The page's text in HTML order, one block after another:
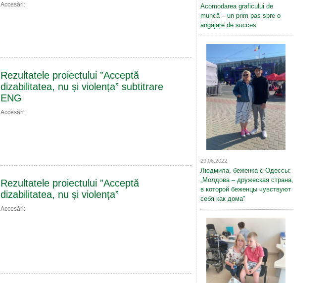
Accesări:
Rezultatele proiectului ”Acceptă
dizabilitatea, nu și violența” subtitrare
ENG
Accesări:
Rezultatele proiectului ”Acceptă
dizabilitatea, nu și violența”
Accesări:
Acomodarea graficului de
muncă – un prim pas spre o
angajare de succes
29.06.2022
Людмила, беженка с Одессы:
„Молдова – дружеская страна,
в которой беженцы чувствуют
себя как дома”